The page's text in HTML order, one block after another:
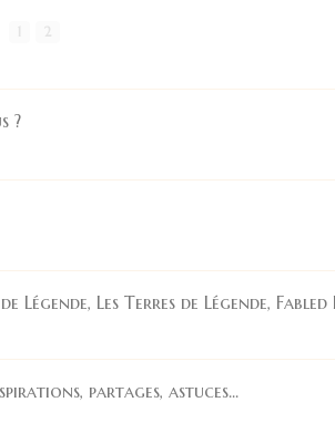
1 2
?
Légende, Les Terres de Légende,
partages, astuces...